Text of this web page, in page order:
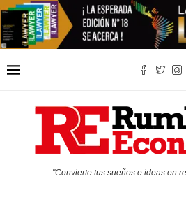
"Convierte tus sueños e ideas en